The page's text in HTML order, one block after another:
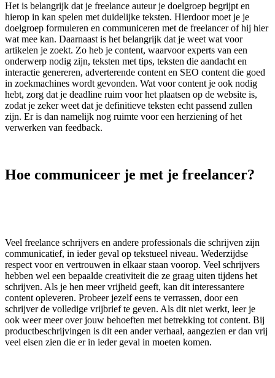
Het is belangrijk dat je freelance auteur je doelgroep begrijpt en
hierop in kan spelen met duidelijke teksten. Hierdoor moet je je
doelgroep formuleren en communiceren met de freelancer of hij hier
wat mee kan. Daarnaast is het belangrijk dat je weet wat voor
artikelen je zoekt. Zo heb je content, waarvoor experts van een
onderwerp nodig zijn, teksten met tips, teksten die aandacht en
interactie genereren, adverterende content en SEO content die goed
in zoekmachines wordt gevonden. Wat voor content je ook nodig
hebt, zorg dat je deadline ruim voor het plaatsen op de website is,
zodat je zeker weet dat je definitieve teksten echt passend zullen
zijn. Er is dan namelijk nog ruimte voor een herziening of het
verwerken van feedback.
Hoe communiceer je met je freelancer?
Veel freelance schrijvers en andere professionals die schrijven zijn
communicatief, in ieder geval op tekstueel niveau. Wederzijdse
respect voor en vertrouwen in elkaar staan voorop. Veel schrijvers
hebben wel een bepaalde creativiteit die ze graag uiten tijdens het
schrijven. Als je hen meer vrijheid geeft, kan dit interessantere
content opleveren. Probeer jezelf eens te verrassen, door een
schrijver de volledige vrijbrief te geven. Als dit niet werkt, leer je
ook weer meer over jouw behoeften met betrekking tot content. Bij
productbeschrijvingen is dit een ander verhaal, aangezien er dan vrij
veel eisen zien die er in ieder geval in moeten komen.